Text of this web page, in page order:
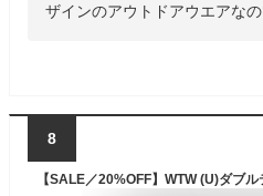
ザインのアウトドアウエアな
8